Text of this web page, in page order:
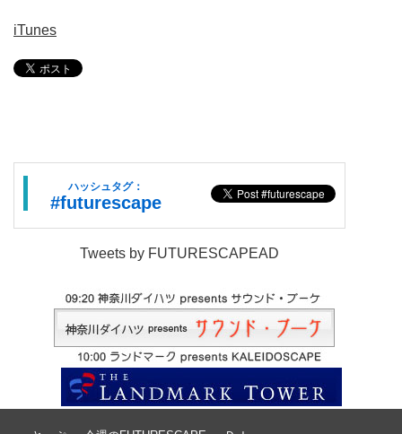
iTunes
ハッシュタグ：
#futurescape
Tweets by FUTURESCAPEAD